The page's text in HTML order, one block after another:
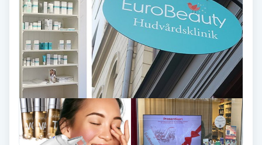
Tandblekning
Tandläkare
Tatuering
Tatueringsborttagning